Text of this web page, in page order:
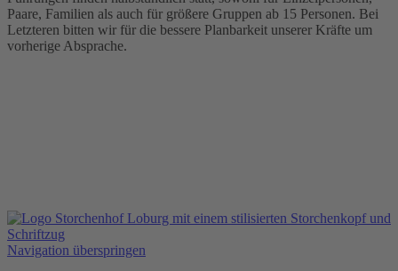
Paare, Familien als auch für größere Gruppen ab 15 Personen. Bei
Letzteren bitten wir für die bessere Planbarkeit unserer Kräfte um
vorherige Absprache.
Navigation überspringen